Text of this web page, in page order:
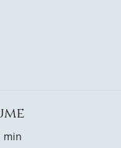
min